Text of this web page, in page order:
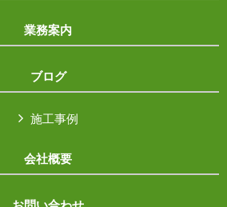
業務案内
ブログ
施工事例
会社概要